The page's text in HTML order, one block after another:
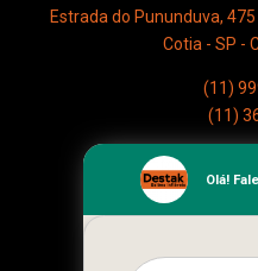
Estrada do Pununduva,
Cotia - SP -
(11)
(11)
Olá!